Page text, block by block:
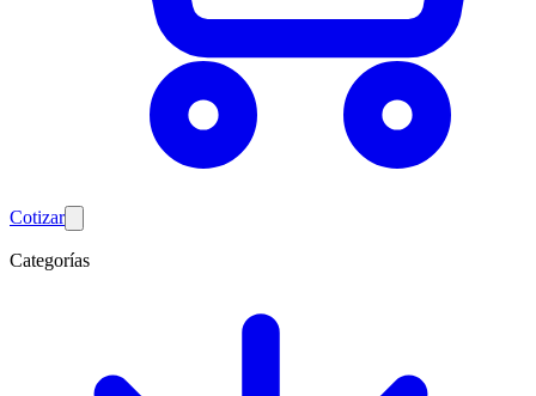
Cotizar
Categorías